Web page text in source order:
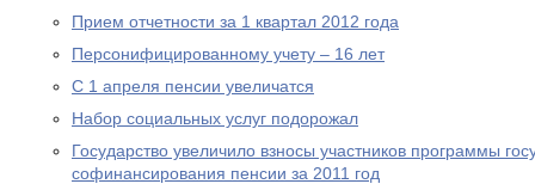
Прием отчетности за 1 квартал 2012 года
Персонифицированному учету – 16 лет
С 1 апреля пенсии увеличатся
Набор социальных услуг подорожал
Государство увеличило взносы участников программы
софинансирования пенсии за 2011 год